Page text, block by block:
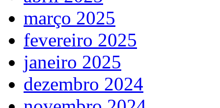
março 2025
fevereiro 2025
janeiro 2025
dezembro 2024